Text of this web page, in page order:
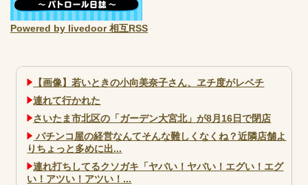
Powered by livedoor 相互RSS
【画像】若いときの小向美奈子さん、ヱチ度がレベチ
連れて行かれた
さいたま市北区の「ガーデン大宮北」が8月16日で閉店
パチンコ屋の経営なんてそんな難しくなくね？近隣店舗よ
りちょっと多めに出...
連れ打ちしてるクソガキ「ヤバい！ヤバい！エグい！エグ
い！アツい！アツい！...